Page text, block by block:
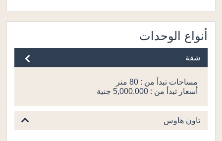
أنواع الوحدات
شقة
مساحات تبدأ من : 80 متر
أسعار تبدأ من : 5,000,000 جنية
تاون هاوس